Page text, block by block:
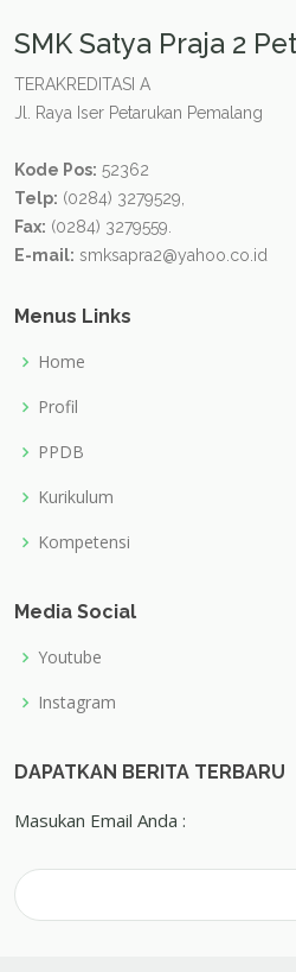
SMK Satya Praja 2
TERAKREDITASI A
Jl. Raya Iser Petarukan Pemalang
Kode Pos: 52362
Telp: (0284) 3279529,
Fax: (0284) 3279559.
E-mail: smksapra2@yahoo.co.id
Menus Links
Home
Profil
PPDB
Kurikulum
Kompetensi
Media Social
Youtube
Instagram
DAPATKAN BERITA TERBARU
Masukan Email Anda :